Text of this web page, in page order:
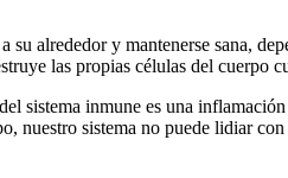
alrededor y mantenerse sana,
las propias células del cuerpo
sistema inmune es una
nuestro sistema no puede lidiar